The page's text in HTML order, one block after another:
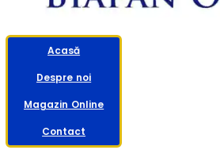
Acasă
Despre noi
Magazin Online
Contact